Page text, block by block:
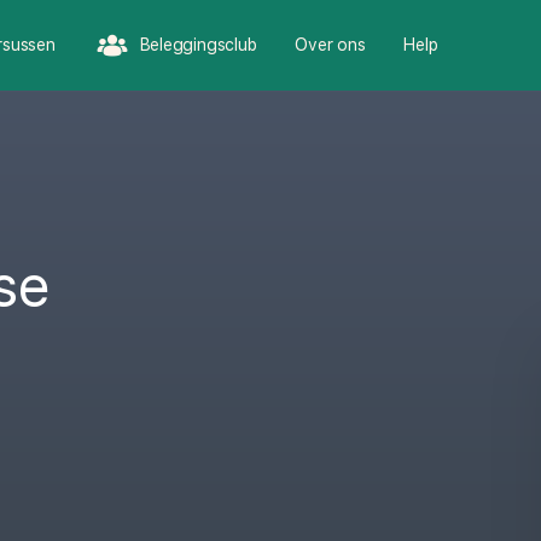
Beleggingsclub Over ons Help